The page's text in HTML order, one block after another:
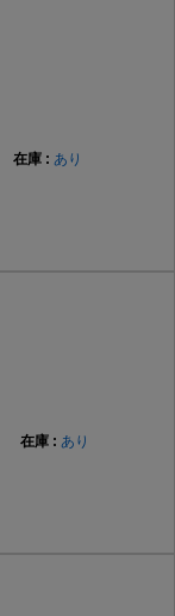
あり
あり